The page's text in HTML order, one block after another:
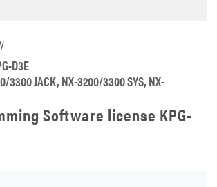
D3E
3300 JACK, NX-3200/3300 SYS, NX-
Software license KPG-